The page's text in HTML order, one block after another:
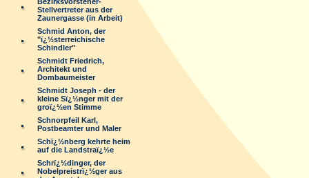
Stellvertreter aus der
Zaunergasse (in Arbeit)
Schmid Anton, der
"ï¿½sterreichische
Schindler"
Schmidt Friedrich,
Architekt und
Dombaumeister
Schmidt Joseph - der
kleine Sï¿½nger mit der
groï¿½en Stimme
Schnorpfeil Karl,
Postbeamter und Maler
Schï¿½nberg kehrte heim
auf die Landstraï¿½e
Schrï¿½dinger, der
Nobelpreistrï¿½ger aus